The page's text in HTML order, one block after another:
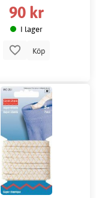
90 kr
I lager
Köp